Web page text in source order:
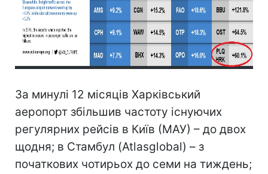
За минулі 12 місяців Харківський
аеропорт збільшив частоту існуючих
регулярних рейсів в Київ (МАУ) – до двох
щодня; в Стамбул (Atlasglobal) – з
початкових чотирьох до семи на тиждень;